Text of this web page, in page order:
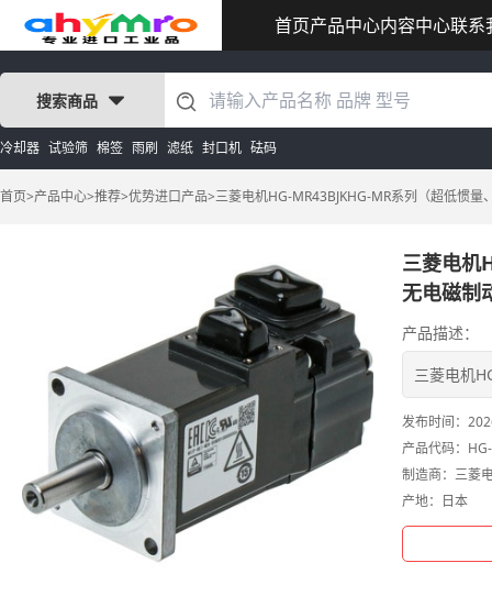
首页产品中心内容中心联系
搜索商品
冷却器 试验筛 棉签 雨刷 滤纸 封口机 砝码
首页>产品中心>推荐>优势进口产品>三菱电机HG-MR43BJKHG-MR系列（超低惯
三菱电机
无电磁制
产品描述：
三菱电机
发布时间：
产品代码：
制造商： 三菱
产地： 日本